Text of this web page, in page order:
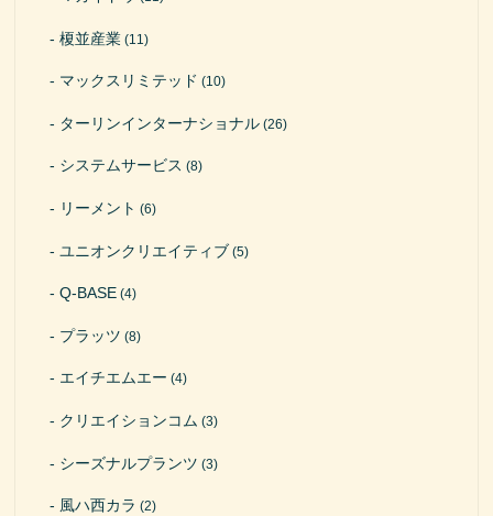
榎並産業 (11)
マックスリミテッド (10)
ターリンインターナショナル (26)
システムサービス (8)
リーメント (6)
ユニオンクリエイティブ (5)
Q-BASE (4)
プラッツ (8)
エイチエムエー (4)
クリエイションコム (3)
シーズナルプランツ (3)
風ハ西カラ (2)